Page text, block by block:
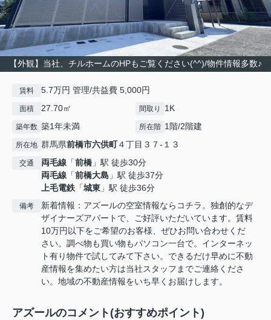
【外観】当社、チルホームのHPもご覧ください(^^)/物件情報多数♪
賃料 5.7万円 管理/共益費 5,000円
面積 27.70㎡ 間取り 1K
築年数 築1年未満 所在階 1階/2階建
所在地 群馬県前橋市六供町４丁目３７-１３
交通 両毛線 「前橋 」駅 徒歩30分
両毛線 「前橋大島 」駅 徒歩37分
上毛電鉄 「城東 」駅 徒歩36分
備考
新着情報：アズールの空室情報ならコチラ。独創的なデ
ザイナーズアパートで、ご好評いただいています。賃料
10万円以下をご希望のお客様、ぜひお問い合わせくだ
さい。調べ物も買い物もパソコン一台で。インターネッ
ト有り物件で試してみて下さい。できるだけ早めに不動
産情報を集めたい方は当社スタッフまでご連絡くださ
い。地域の不動産情報をいち早くお届けします。
アズールのコメント(おすすめポイント)